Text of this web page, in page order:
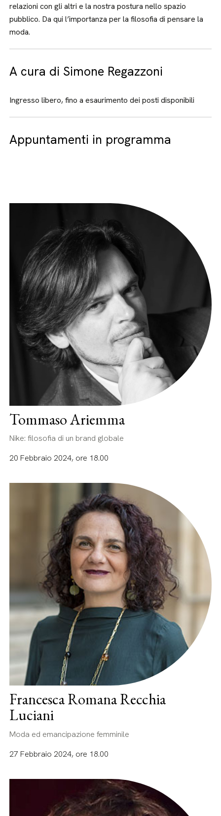
relazioni con gli altri e la nostra postura nello spazio
pubblico. Da qui l’importanza per la filosofia di pensare la
moda.
A cura di Simone Regazzoni
Ingresso libero, fino a esaurimento dei posti disponibili
Appuntamenti in programma
Tommaso Ariemma
Nike: filosofia di un brand globale
20 Febbraio 2024, ore 18.00
Francesca Romana Recchia
Luciani
Moda ed emancipazione femminile
27 Febbraio 2024, ore 18.00